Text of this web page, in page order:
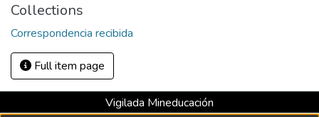
Collections
Correspondencia recibida
Full item page
Vigilada Mineducación